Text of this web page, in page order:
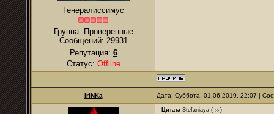
Генералиссимус
Группа: Проверенные
Сообщений: 29931
Репутация: 6
Статус: Offline
IrINKa Дата: Суббота, 01.06.2019, 22:07 |
Цитата Stefaniaya (
)